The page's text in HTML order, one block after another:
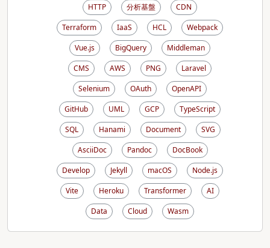
HTTP
分析基盤
CDN
Terraform
IaaS HCL
Webpack
Vue.js
BigQuery
Middleman
CMS
AWS PNG
Laravel
Selenium
OAuth
OpenAPI
GitHub
UML GCP
TypeScript
SQL
Hanami Document
SVG
AsciiDoc
Pandoc
DocBook
Develop
Jekyll macOS
Node.js
Vite
Heroku Transformer
AI
Data
Cloud Wasm